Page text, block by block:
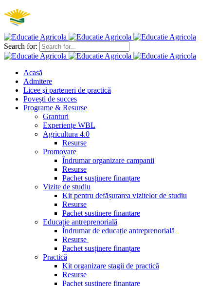
Search for:
Acasă
Admitere
Licee şi parteneri de practică
Povești de succes
Programe & Resurse
Granturi
Experiențe WBL
Agricultura 4.0
Resurse
Promovare
Îndrumar organizare campanii
Resurse
Pachet susținere finanțare
Vizite de studiu
Kit pentru defășurarea vizitelor de studiu
Resurse
Pachet sustinere finantare
Educație antreprenorială
Îndrumar de educație antreprenorială
Resurse
Pachet susținere finanțare
Practică
Kit organizare stagii de practică
Resurse
Pachet susținere finanțare